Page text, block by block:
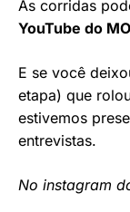
As corridas
YouTube do
E se você
etapa) que
estivemos
entrevistas.
No instagram